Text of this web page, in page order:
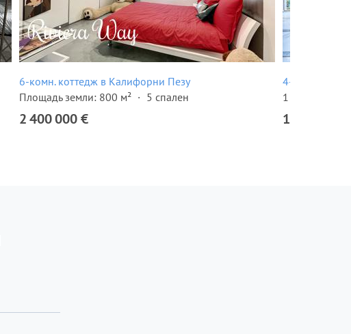
6-комн. коттедж в Калифорни Пезу
Площадь земли: 800 м²
5 спален
2 400 000 €
4-комн.
1 этаж
1 290 000 €